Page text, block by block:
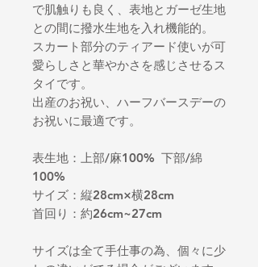
で肌触りも良く、表地とガーゼ生地
との間に撥水生地を入れ機能的。
スカート部分のティアード使いが可
愛らしさと華やかさを感じさせるス
タイです。
出産のお祝い、ハーフバースデーの
お祝いに最適です。
表生地：上部/麻100% 下部/綿
100%
サイズ：縦28cm×横28cm
首回り：約26cm~27cm
サイズは全て手仕事の為、個々に少